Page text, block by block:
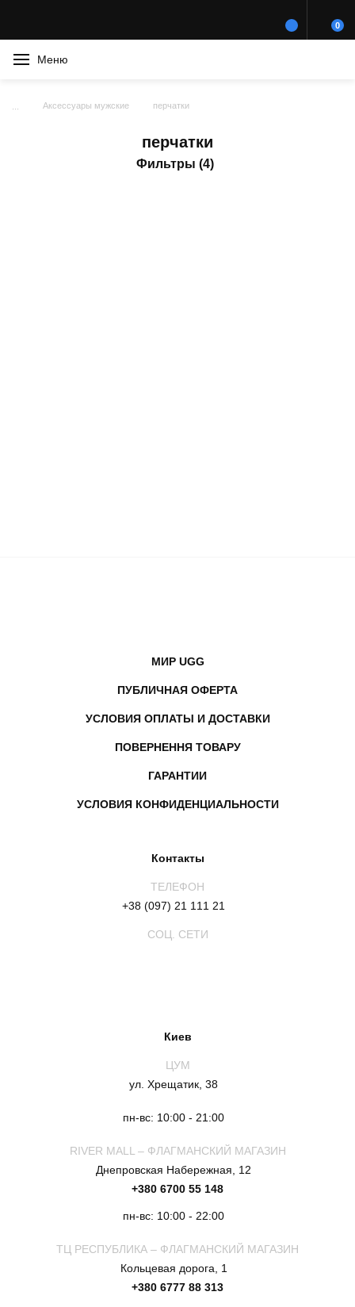
0
Меню
Аксессуары мужские перчатки
перчатки
Фильтры (4)
МИР UGG
ПУБЛИЧНАЯ ОФЕРТА
УСЛОВИЯ ОПЛАТЫ И ДОСТАВКИ
ПОВЕРНЕННЯ ТОВАРУ
ГАРАНТИИ
УСЛОВИЯ КОНФИДЕНЦИАЛЬНОСТИ
Контакты
ТЕЛЕФОН
+38 (097) 21 111 21
СОЦ. СЕТИ
Киев
ЦУМ
ул. Хрещатик, 38
пн-вс: 10:00 - 21:00
RIVER MALL – ФЛАГМАНСКИЙ МАГАЗИН
Днепровская Набережная, 12
+380 6700 55 148
пн-вс: 10:00 - 22:00
ТЦ РЕСПУБЛИКА – ФЛАГМАНСКИЙ МАГАЗИН
Кольцевая дорога, 1
+380 6777 88 313